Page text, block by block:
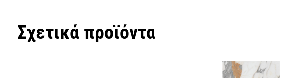
Σχετικά προϊόντα